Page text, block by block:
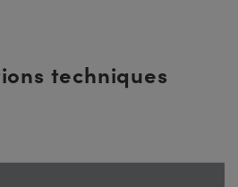
techniques